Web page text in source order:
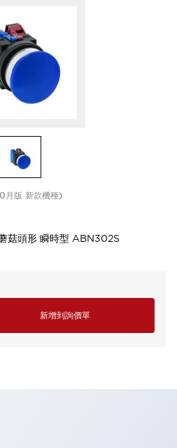
月版 新款機種)
菇頭形 瞬時型 ABN302S
新增到詢價單